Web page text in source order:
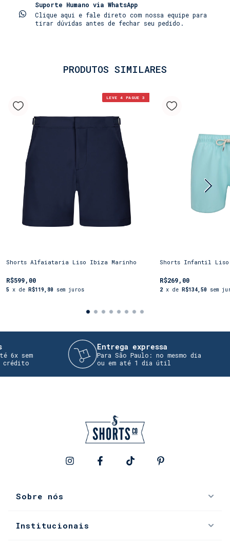
Suporte Humano via WhatsApp
Clique aqui e fale direto com nossa equipe para
tirar dúvidas antes de fechar seu pedido.
PRODUTOS SIMILARES
LEVE 4 PAGUE 3
Shorts Alfaiataria Liso Ibiza Marinho
R$599,00
5 x de R$119,80 sem juros
Shorts Infantil Liso
R$269,00
2 x de R$134,50 sem
sem
Entrega expressa
Para São Paulo: no mesmo dia
ou em até 1 dia útil
Sobre nós
Institucionais